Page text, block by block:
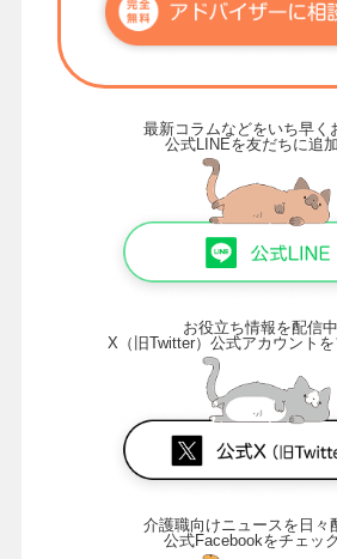
最新コラムなどをいち早く
公式LINEを友だちに追
お役立ち情報を配信中
X（旧Twitter）公式アカウント
介護職向けニュースを日々
公式Facebookをチェッ